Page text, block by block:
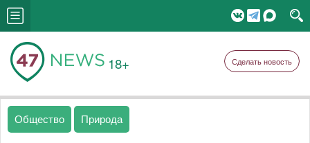
18+ Сделать новость
Общество Природа